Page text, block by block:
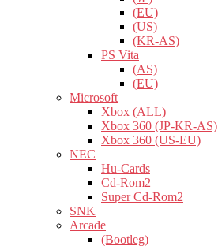
(EU)
(US)
(KR-AS)
PS Vita
(AS)
(EU)
Microsoft
Xbox (ALL)
Xbox 360 (JP-KR-AS)
Xbox 360 (US-EU)
NEC
Hu-Cards
Cd-Rom2
Super Cd-Rom2
SNK
Arcade
(Bootleg)